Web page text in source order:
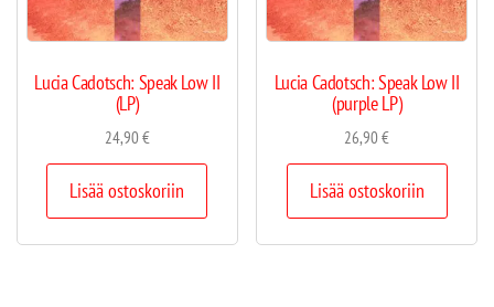
Lucia Cadotsch: Speak Low II
(LP)
24,90€
Lisää ostoskoriin
Lucia Cadotsch: Speak Low II
(purple LP)
26,90€
Lisää ostoskoriin